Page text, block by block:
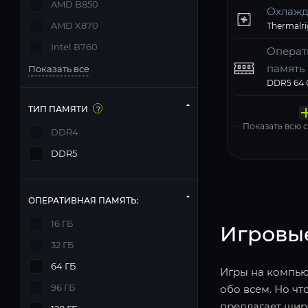
память
Windows
Показать всю
Игры на
обо всем. Но
AMD B850
AMD X870
Intel B760
Показать все
ТИП ПАМЯТИ ?
DDR4
DDR5
ОПЕРАТИВНАЯ ПАМЯТЬ:
16 ГБ
32 ГБ
64 ГБ
96 ГБ